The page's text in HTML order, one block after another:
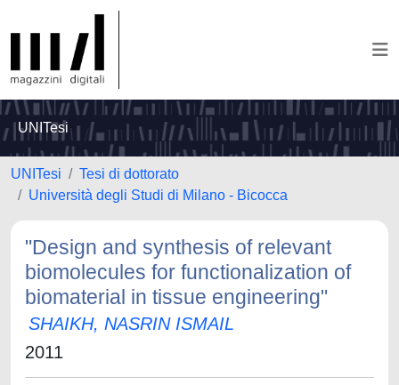
UNITesi
UNITesi
Tesi di dottorato
Università degli Studi di Milano - Bicocca
"Design and synthesis of relevant
biomolecules for functionalization of
biomaterial in tissue engineering"
SHAIKH, NASRIN ISMAIL
2011